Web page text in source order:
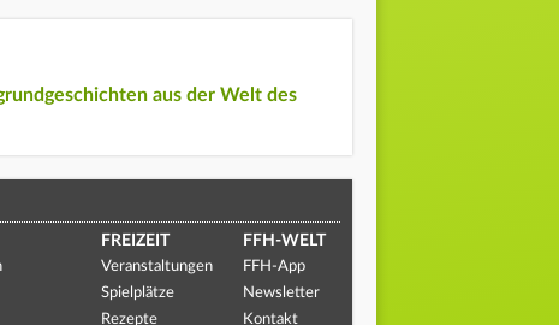
aus der Welt des
FREIZEIT
Veranstaltungen
Spielplätze
Rezepte
FFH-WELT
FFH-App
Newsletter
Kontakt